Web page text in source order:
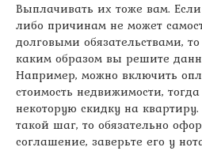
Выплачивать их тоже вам.
либо причинам не может
долговыми обязательствами,
каким образом вы решите
Например, можно включить
стоимость недвижимости,
некоторую скидку на
такой шаг, то обязательно
соглашение, заверьте его у